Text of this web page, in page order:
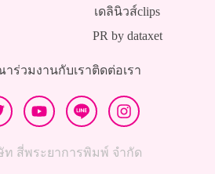
เดลินิวส์clips
PR by dataxet
าร่วมงานกับเราติดต่อเรา
ท สี่พระยาการพิมพ์ จำกัด